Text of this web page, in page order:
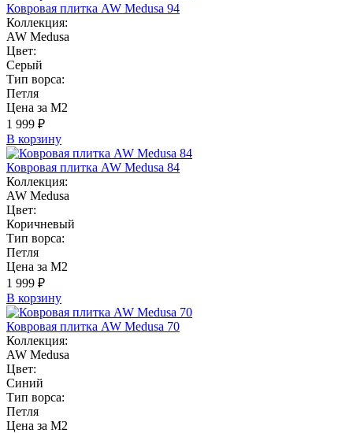
Ковровая плитка AW Medusa 94
Коллекция:
AW Medusa
Цвет:
Серый
Тип ворса:
Петля
Цена за М2
1 999 ₽
В корзину
Ковровая плитка AW Medusa 84
Коллекция:
AW Medusa
Цвет:
Коричневый
Тип ворса:
Петля
Цена за М2
1 999 ₽
В корзину
Ковровая плитка AW Medusa 70
Коллекция:
AW Medusa
Цвет:
Синий
Тип ворса:
Петля
Цена за М2